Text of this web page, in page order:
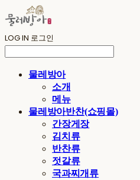
LOG IN 로그인
물레방아
소개
메뉴
물레방아반찬(쇼핑몰)
간장게장
김치류
반찬류
젓갈류
국과찌개류